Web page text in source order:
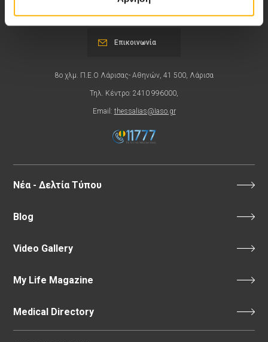
8ο χλμ. Π.Ε.Ο Λάρισας- Αθηνών, 41 500, Λάρισα
Τηλ. Κέντρο: 2410 996000,
Email: thessalias@Iaso.gr
Επικοινωνία
Νέα - Δελτία Τύπου
Blog
Video Gallery
My Life Magazine
Medical Directory